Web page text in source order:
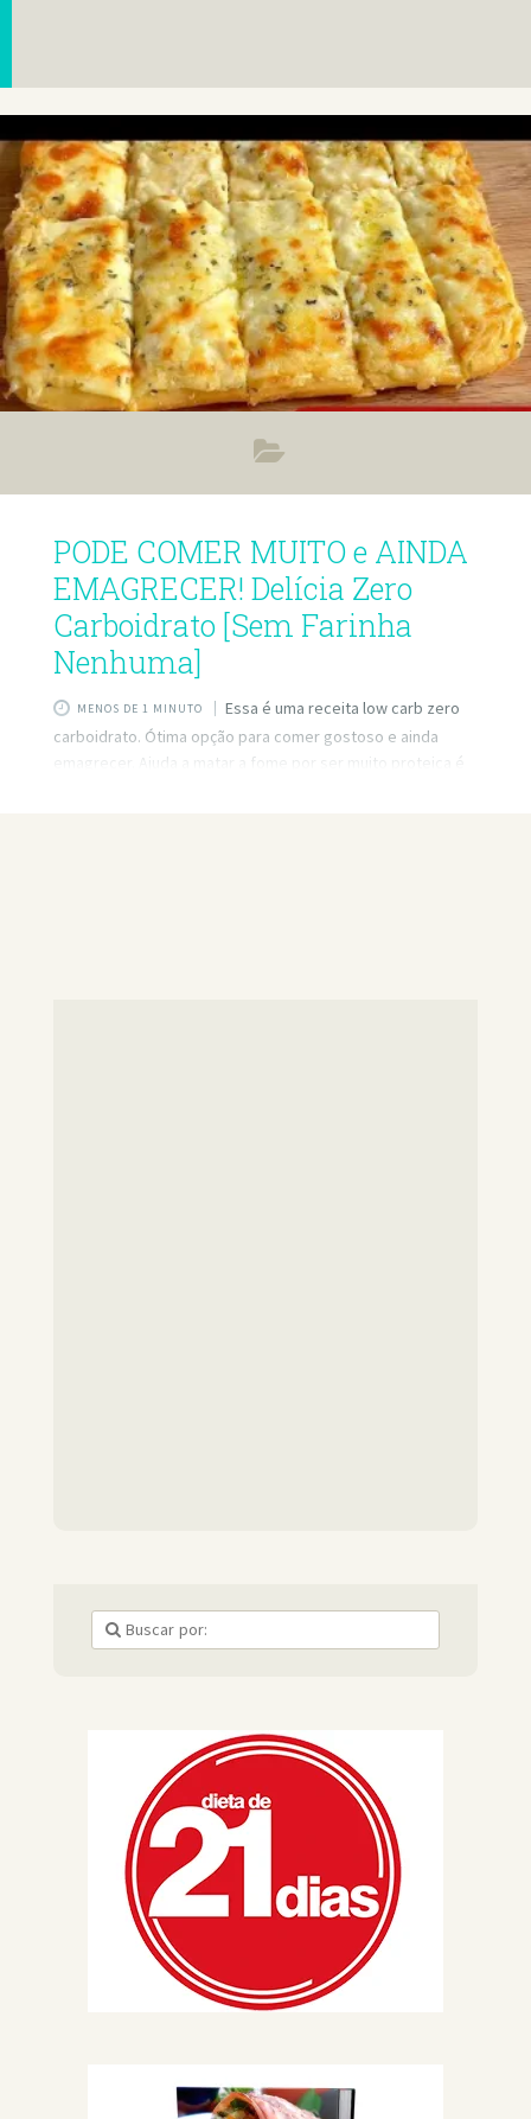
PODE COMER MUITO e AINDA
EMAGRECER! Delícia Zero
Carboidrato [Sem Farinha
Nenhuma]
MENOS DE 1 MINUTO
Essa é uma receita low carb zero
carboidrato. Ótima opção para comer gostoso e ainda
emagrecer. Ajuda a matar a fome por ser muito proteica é